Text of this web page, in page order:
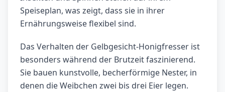
Speiseplan, was zeigt, dass sie in ihrer
Ernährungsweise flexibel sind.
Das Verhalten der Gelbgesicht-Honigfresser ist
besonders während der Brutzeit faszinierend.
Sie bauen kunstvolle, becherförmige Nester, in
denen die Weibchen zwei bis drei Eier legen.